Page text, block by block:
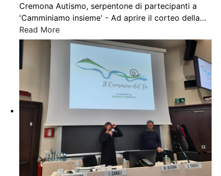
Cremona Autismo, serpentone di partecipanti a
'Camminiamo insieme' - Ad aprire il corteo della…
Read More